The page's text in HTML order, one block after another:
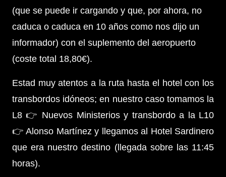
(que se puede ir cargando y que, por ahora, no
caduca o caduca en 10 años como nos dijo un
informador) con el suplemento del aeropuerto
(coste total 18,80€).
Estad muy atentos a la ruta hasta el hotel con los
transbordos idóneos; en nuestro caso tomamos la
L8 👉 Nuevos Ministerios y transbordo a la L10
👉 Alonso Martínez y llegamos al Hotel Sardinero
que era nuestro destino (llegada sobre las 11:45
horas).